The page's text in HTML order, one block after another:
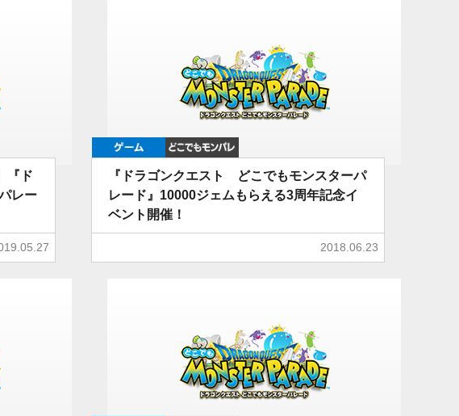
『ド
レー
ゲーム
『ドラゴンクエスト どこでもモンスターパ
レード』10000ジェムもらえる3周年記念イ
ベント開催！
2018.06.23